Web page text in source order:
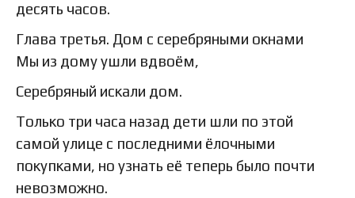
десять часов.
Глава третья. Дом с серебряными окнами
Мы из дому ушли вдвоём,
Серебряный искали дом.
Только три часа назад дети шли по этой
самой улице с последними ёлочными
покупками, но узнать её теперь было почти
невозможно.